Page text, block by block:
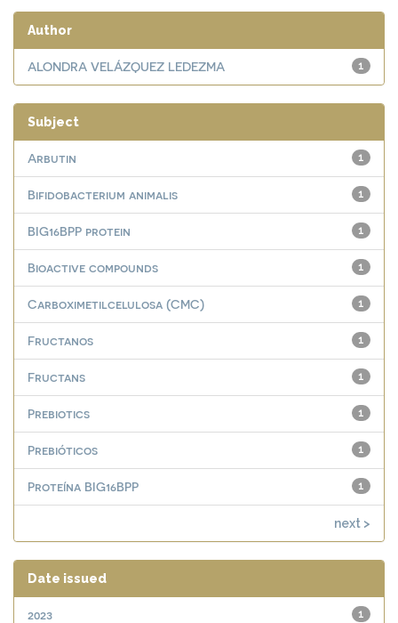
Author
1
ALONDRA VELÁZQUEZ LEDEZMA
Subject
1
Arbutin
1
Bifidobacterium animalis
1
BIG16BPP protein
1
Bioactive compounds
1
Carboximetilcelulosa (CMC)
1
Fructanos
1
Fructans
1
Prebiotics
1
Prebióticos
1
Proteína BIG16BPP
next >
Date issued
1
2023